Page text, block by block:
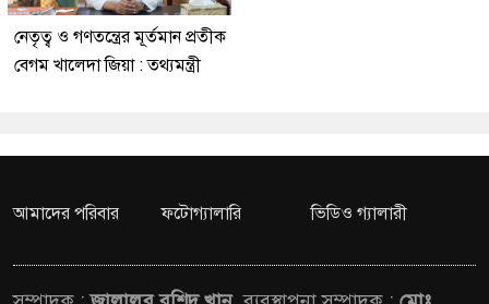
নেতৃত্ব ও গণতন্ত্রের মূর্তমান প্রতীক
বেগম খালেদা জিয়া : তথ্যমন্ত্রী
আমাদের পরিবার ফটোগ্যালারি ভিডিও গ্যালারী